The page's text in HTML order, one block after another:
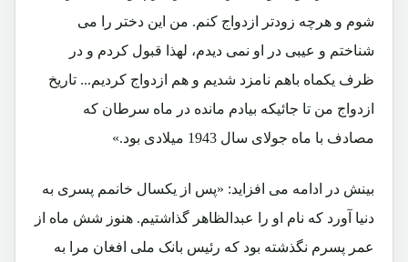
شوم و هرچه زودتر ازدواج کنم. من این دختر را می
شناختم و عیبی در او نمی دیدم، لهذا قبول کردم و در
ظرف یکماه باهم نامزد شدیم و هم ازدواج کردیم... تاریخ
ازدواج من تا جائیکه بیادم مانده در ماه سرطان که
مصادف با ماه جولای سال 1943 میلادی بود.»
بینش در ادامه می افزاید: «پس از یکسال خانمم پسری به
دنیا آورد که نام او را عبدالظاهر گذاشتیم. هنوز شش ماه از
عمر پسرم نگذشته بود که رئیس بانک ملی افغان مرا به